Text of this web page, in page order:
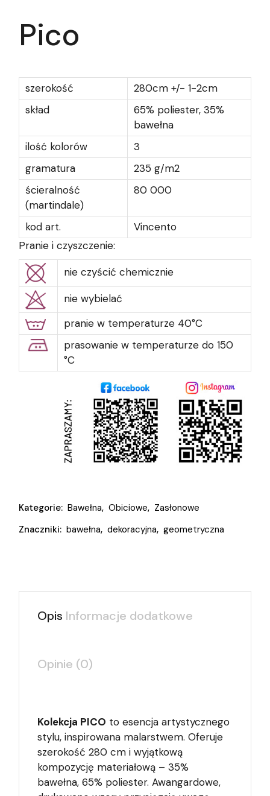
Pico
szerokość
280cm +/- 1-2cm
skład
65% poliester, 35%
bawełna
ilość kolorów
3
gramatura
235 g/m2
ścieralność
(martindale)
80 000
kod art.
Vincento
Pranie i czyszczenie:
nie czyścić chemicznie
nie wybielać
pranie w temperaturze 40°C
prasowanie w temperaturze do 150
°C
Kategorie: Bawełna, Obiciowe, Zasłonowe
Znaczniki: bawełna, dekoracyjna, geometryczna
Opis Informacje dodatkowe
Opinie (0)
Kolekcja PICO to esencja artystycznego
stylu, inspirowana malarstwem. Oferuje
szerokość 280 cm i wyjątkową
kompozycję materiałową – 35%
bawełna, 65% poliester. Awangardowe,